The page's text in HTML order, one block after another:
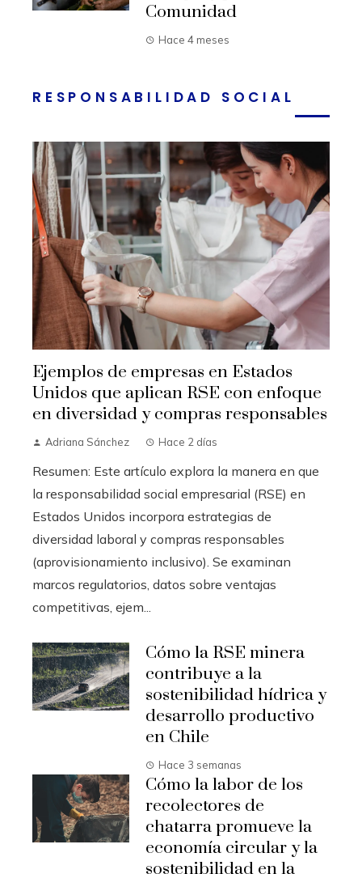
Comunidad
Hace 4 meses
RESPONSABILIDAD SOCIAL
Ejemplos de empresas en Estados
Unidos que aplican RSE con enfoque
en diversidad y compras responsables
Adriana Sánchez Hace 2 días
Resumen: Este artículo explora la manera en que
la responsabilidad social empresarial (RSE) en
Estados Unidos incorpora estrategias de
diversidad laboral y compras responsables
(aprovisionamiento inclusivo). Se examinan
marcos regulatorios, datos sobre ventajas
competitivas, ejem...
Cómo la RSE minera
contribuye a la
sostenibilidad hídrica y
desarrollo productivo
en Chile
Hace 3 semanas
Cómo la labor de los
recolectores de
chatarra promueve la
economía circular y la
sostenibilidad en la